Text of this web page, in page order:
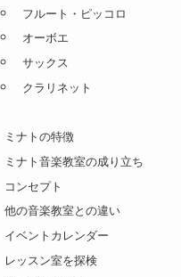
フルート・ピッコロ
オーボエ
サックス
クラリネット
ミナトの特徴
ミナト音楽教室の成り立ち
コンセプト
他の音楽教室との違い
イベントカレンダー
レッスン室を探検